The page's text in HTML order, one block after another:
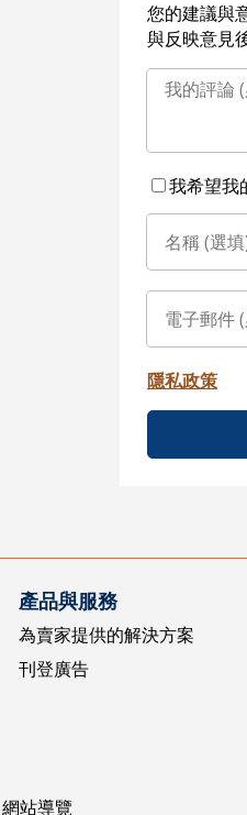
您的建議與
與反映意見
我希望我
隱私政策
產品與服務
為賣家提供的解決方案
刊登廣告
網站導覽